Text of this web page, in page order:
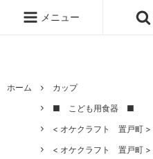
クラフト メニュー
ホーム
カップ
■ こども用食器 ■
< オケクラフト 置戸町 >
< オケクラフト 置戸町 >